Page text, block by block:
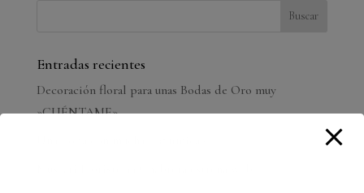
Entradas recientes
Decoración floral para unas Bodas de Oro muy
»CUÉNTAME».